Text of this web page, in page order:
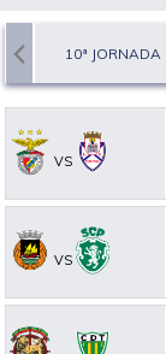
10ª JORNADA
VS
VS